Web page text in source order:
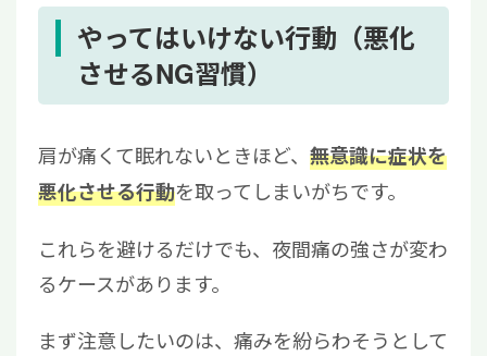
やってはいけない行動（悪化
させるNG習慣）
肩が痛くて眠れないときほど、 無意識に症状を
悪化させる行動を取ってしまいがちです。
これらを避けるだけでも、夜間痛の強さが変わ
るケースがあります。
まず注意したいのは、痛みを紛らわそうとして